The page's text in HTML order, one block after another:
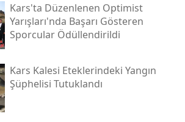
Kars'ta Düzenlenen Optimist
Yarışları'nda Başarı Gösteren
Sporcular Ödüllendirildi
Kars Kalesi Eteklerindeki Yangın
Şüphelisi Tutuklandı